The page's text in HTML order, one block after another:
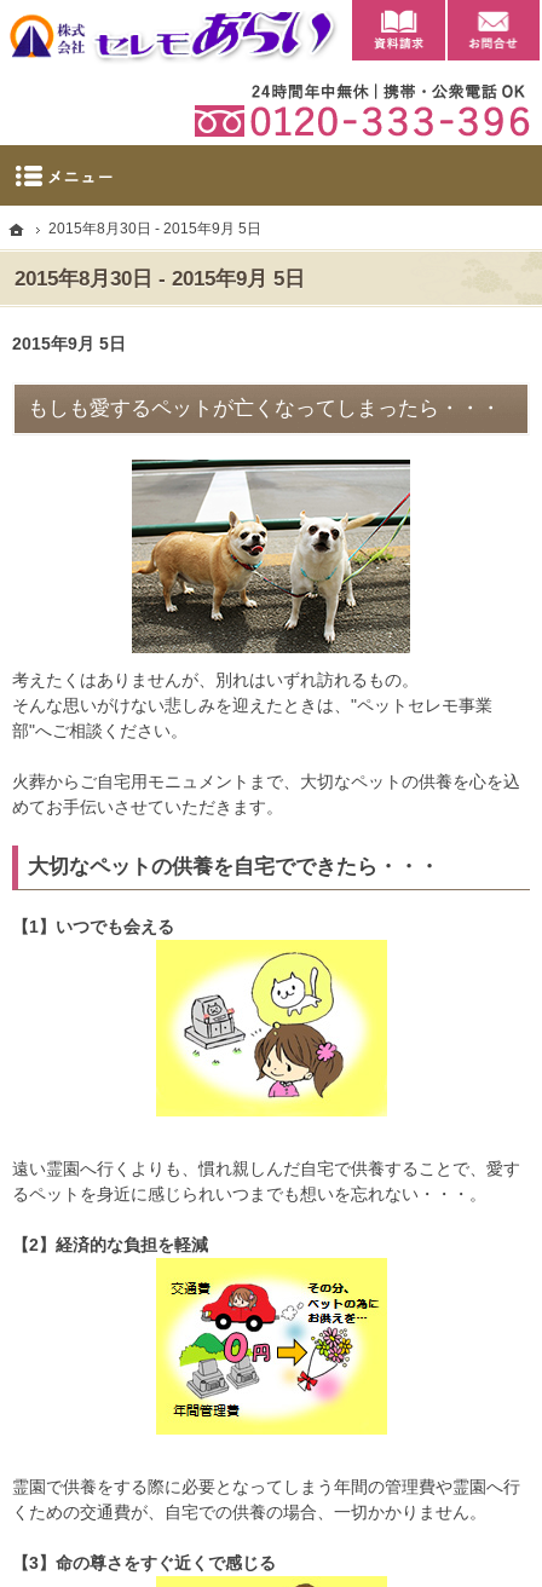
ホーム
2015年8月30日 - 2015年9月 5日
2015年8月30日 - 2015年9月 5日
太田市に自社斎場を完備。群馬県太田市・大泉町の葬儀・家族葬・葬祭なら当社へ。
【公式】群馬県太田市・大泉町の葬儀・家族葬・葬祭ならセレモあらい
2015年9月 5日
もしも愛するペットが亡くなってしまったら・・・
考えたくはありませんが、別れはいずれ訪れるもの。
そんな思いがけない悲しみを迎えたときは、"ペットセレモ事業
部"へご相談ください。
火葬からご自宅用モニュメントまで、大切なペットの供養を心を込
めてお手伝いさせていただきます。
大切なペットの供養を自宅でできたら・・・
【1】いつでも会える
遠い霊園へ行くよりも、慣れ親しんだ自宅で供養することで、愛す
るペットを身近に感じられいつまでも想いを忘れない・・・。
【2】経済的な負担を軽減
霊園で供養をする際に必要となってしまう年間の管理費や霊園へ行
くための交通費が、自宅での供養の場合、一切かかりません。
【3】命の尊さをすぐ近くで感じる
資料請求